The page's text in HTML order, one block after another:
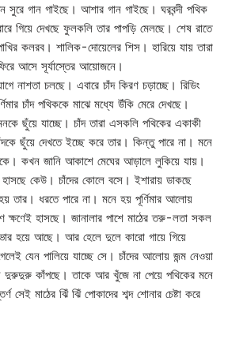
সুরে গান গাইছে। আশার গান গাইছে। ঘরবন্দী পথিক
গিয়ে দেখছে ফুলকলি তার পাপড়ি মেলছে। শেষ রাতে
কলরব। শালিক-দোয়েলের শিস। হারিয়ে যায় তারা
আসে সূর্যাস্তের আয়োজনে।
নাশতা চলছে। এবারে চাঁদ কিরণ চড়াচ্ছে। রিডিং
চাঁদ পথিককে মাঝে মধ্যে উঁকি মেরে দেখছে।
ছুঁয়ে যাচ্ছে। চাঁদ তারা এসকলি পথিকের একাকী
ছুঁয়ে দেখতে ইচ্ছে করে তার। কিন্তু পারে না। মনে
কখন জানি আকাশে মেঘের আড়ালে লুকিয়ে যায়।
কেউ। চাঁদের কোলে বসে। ইশারায় ডাকছে
তার। ধরতে পারে না। মনে হয় পূর্ণিমার আলোয়
ক্ষণেই হাসছে। জানালার পাশে মাঠের তরু-লতা সকল
হয়ে আছে। আর হেলে দুলে কারো গায়ে গিয়ে
যেন পালিয়ে যাচ্ছে সে। চাঁদের আলোয় জন্ম নেওয়া
দুরুদুরু কাঁপছে। তাকে আর খুঁজে না পেয়ে পথিকের মনে
সেই মাঠের ঝিঁ ঝিঁ পোকাদের শব্দ শোনার চেষ্টা করে